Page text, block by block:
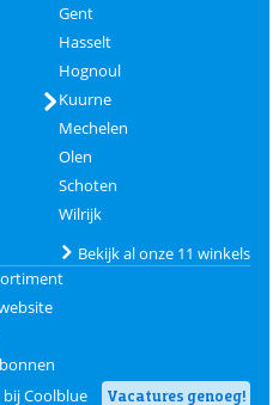
Gent
Hasselt
Hognoul
Kuurne
Mechelen
Olen
Schoten
Wilrijk
Bekijk al onze 11 winkels
Coolblue
Vacatures genoeg!